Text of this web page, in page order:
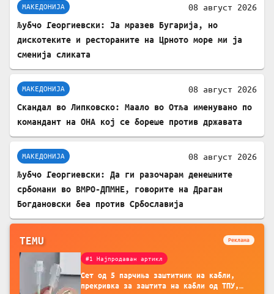
МАКЕДОНИЈА 08 август 2026
Љубчо Георгиевски: Ја мразев Бугарија, но
дискотеките и рестораните на Црното море ми ја
сменија сликата
МАКЕДОНИЈА 08 август 2026
Скандал во Липковско: Маало во Отља именувано по
командант на ОНА кој се бореше против државата
МАКЕДОНИЈА 08 август 2026
Љубчо Георгиевски: Да ги разочарам денешните
србомани во ВМРО-ДПМНЕ, говорите на Драган
Богдановски беа против Србославија
TEMU Реклама
#1 Најпродаван артикл
Сет од 5 парчиња заштитник на кабли,
прекривка за заштита на кабли од ТПУ,